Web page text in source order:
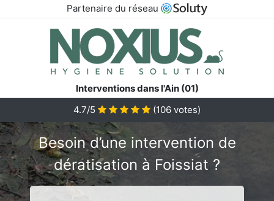
Partenaire du réseau
Interventions dans l'Ain (01)
4.7/5
(106 votes)
Besoin d’une intervention de
dératisation à Foissiat ?